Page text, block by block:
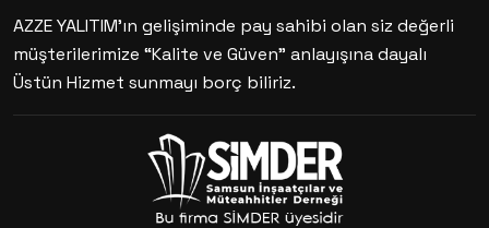
AZZE YALITIM’ın gelişiminde pay sahibi olan siz değerli
müşterilerimize “Kalite ve Güven” anlayışına dayalı
Üstün Hizmet sunmayı borç biliriz.